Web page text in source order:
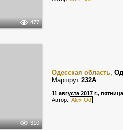
477
310
Одесская область,
Маршрут 232А
11 августа 2017 г., пятница
Автор: Alex-Od